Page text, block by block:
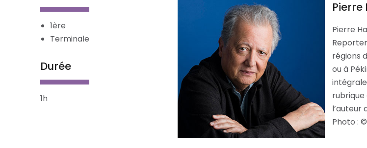
1ère
Terminale
Durée
1h
Pierre
Pierre
régions
ou à
rubrique
l’auteur
Photo :